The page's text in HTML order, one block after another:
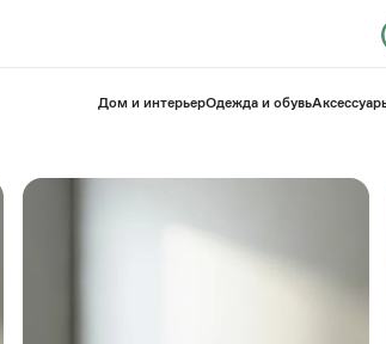
⁠Дом и интерьерОдежда и обувь